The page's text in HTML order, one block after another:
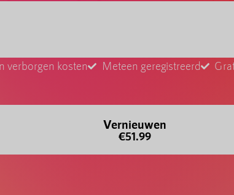
verborgen kosten Meteen geregistreerd
Vernieuwen
€51.99